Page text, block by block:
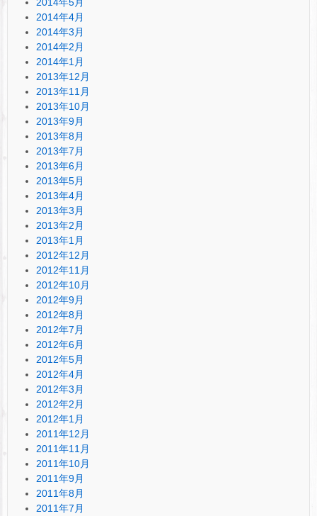
2014年4月
2014年3月
2014年2月
2014年1月
2013年12月
2013年11月
2013年10月
2013年9月
2013年8月
2013年7月
2013年6月
2013年5月
2013年4月
2013年3月
2013年2月
2013年1月
2012年12月
2012年11月
2012年10月
2012年9月
2012年8月
2012年7月
2012年6月
2012年5月
2012年4月
2012年3月
2012年2月
2012年1月
2011年12月
2011年11月
2011年10月
2011年9月
2011年8月
2011年7月